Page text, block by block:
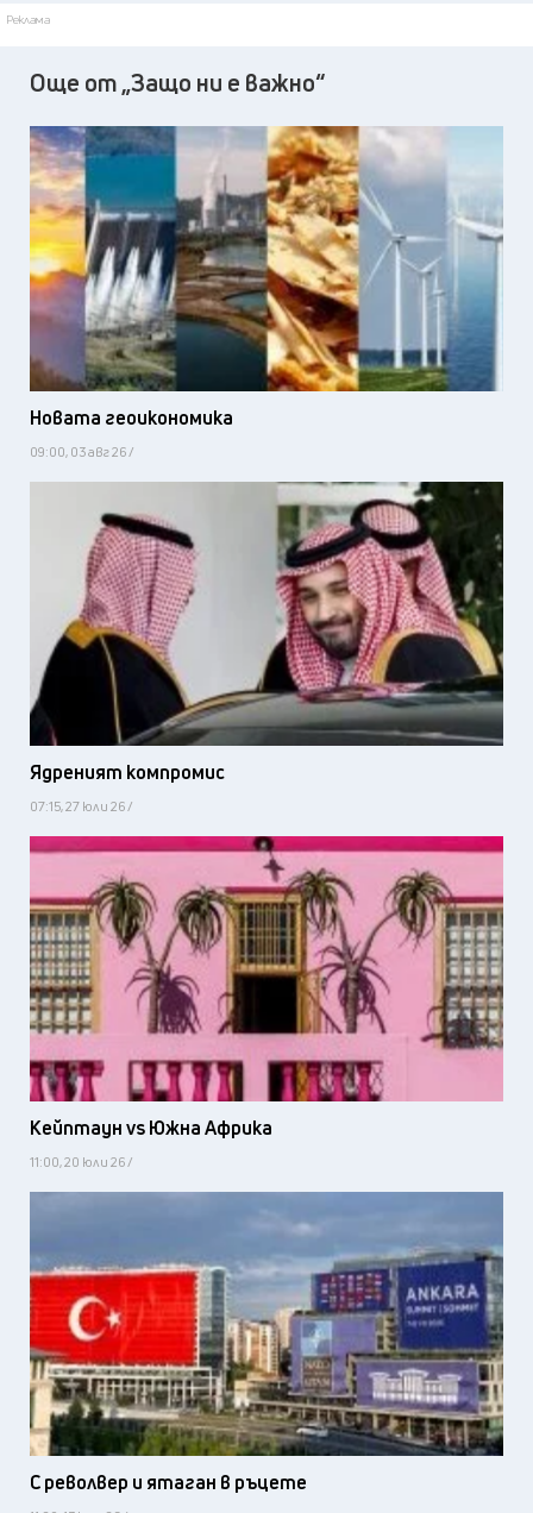
Реклама
Още от „Защо ни е важно“
Новата геоикономика
09:00, 03 авг 26 /
Ядреният компромис
07:15, 27 юли 26 /
Кейптаун vs Южна Африка
11:00, 20 юли 26 /
С револвер и ятаган в ръцете